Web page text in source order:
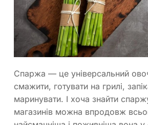
Спаржа — це універсальний
смажити, готувати на грилі,
маринувати. І хоча знайти
магазинів можна впродовж